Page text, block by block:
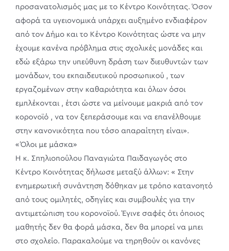
προσανατολισμός μας με το Κέντρο Κοινότητας. Όσον
αφορά τα υγειονομικά υπάρχει αυξημένο ενδιαφέρον
από τον Δήμο και το Κέντρο Κοινότητας ώστε να μην
έχουμε κανένα πρόβλημα στις σχολικές μονάδες και
εδώ εξάρω την υπεύθυνη δράση των διευθυντών των
μονάδων, του εκπαιδευτικού προσωπικού , των
εργαζομένων στην καθαριότητα και όλων όσοι
εμπλέκονται , έτσι ώστε να μείνουμε μακριά από τον
κορονοϊό , να τον ξεπεράσουμε και να επανέλθουμε
στην κανονικότητα που τόσο απαραίτητη είναι».
«Όλοι με μάσκα»
Η κ. Σπηλιοπούλου Παναγιώτα Παιδαγωγός στο
Κέντρο Κοινότητας δήλωσε μεταξύ άλλων: « Στην
ενημερωτική συνάντηση δόθηκαν με τρόπο κατανοητό
από τους ομιλητές, οδηγίες και συμβουλές για την
αντιμετώπιση του κορονοϊού. Έγινε σαφές ότι όποιος
μαθητής δεν θα φορά μάσκα, δεν θα μπορεί να μπει
στο σχολείο. Παρακαλούμε να τηρηθούν οι κανόνες